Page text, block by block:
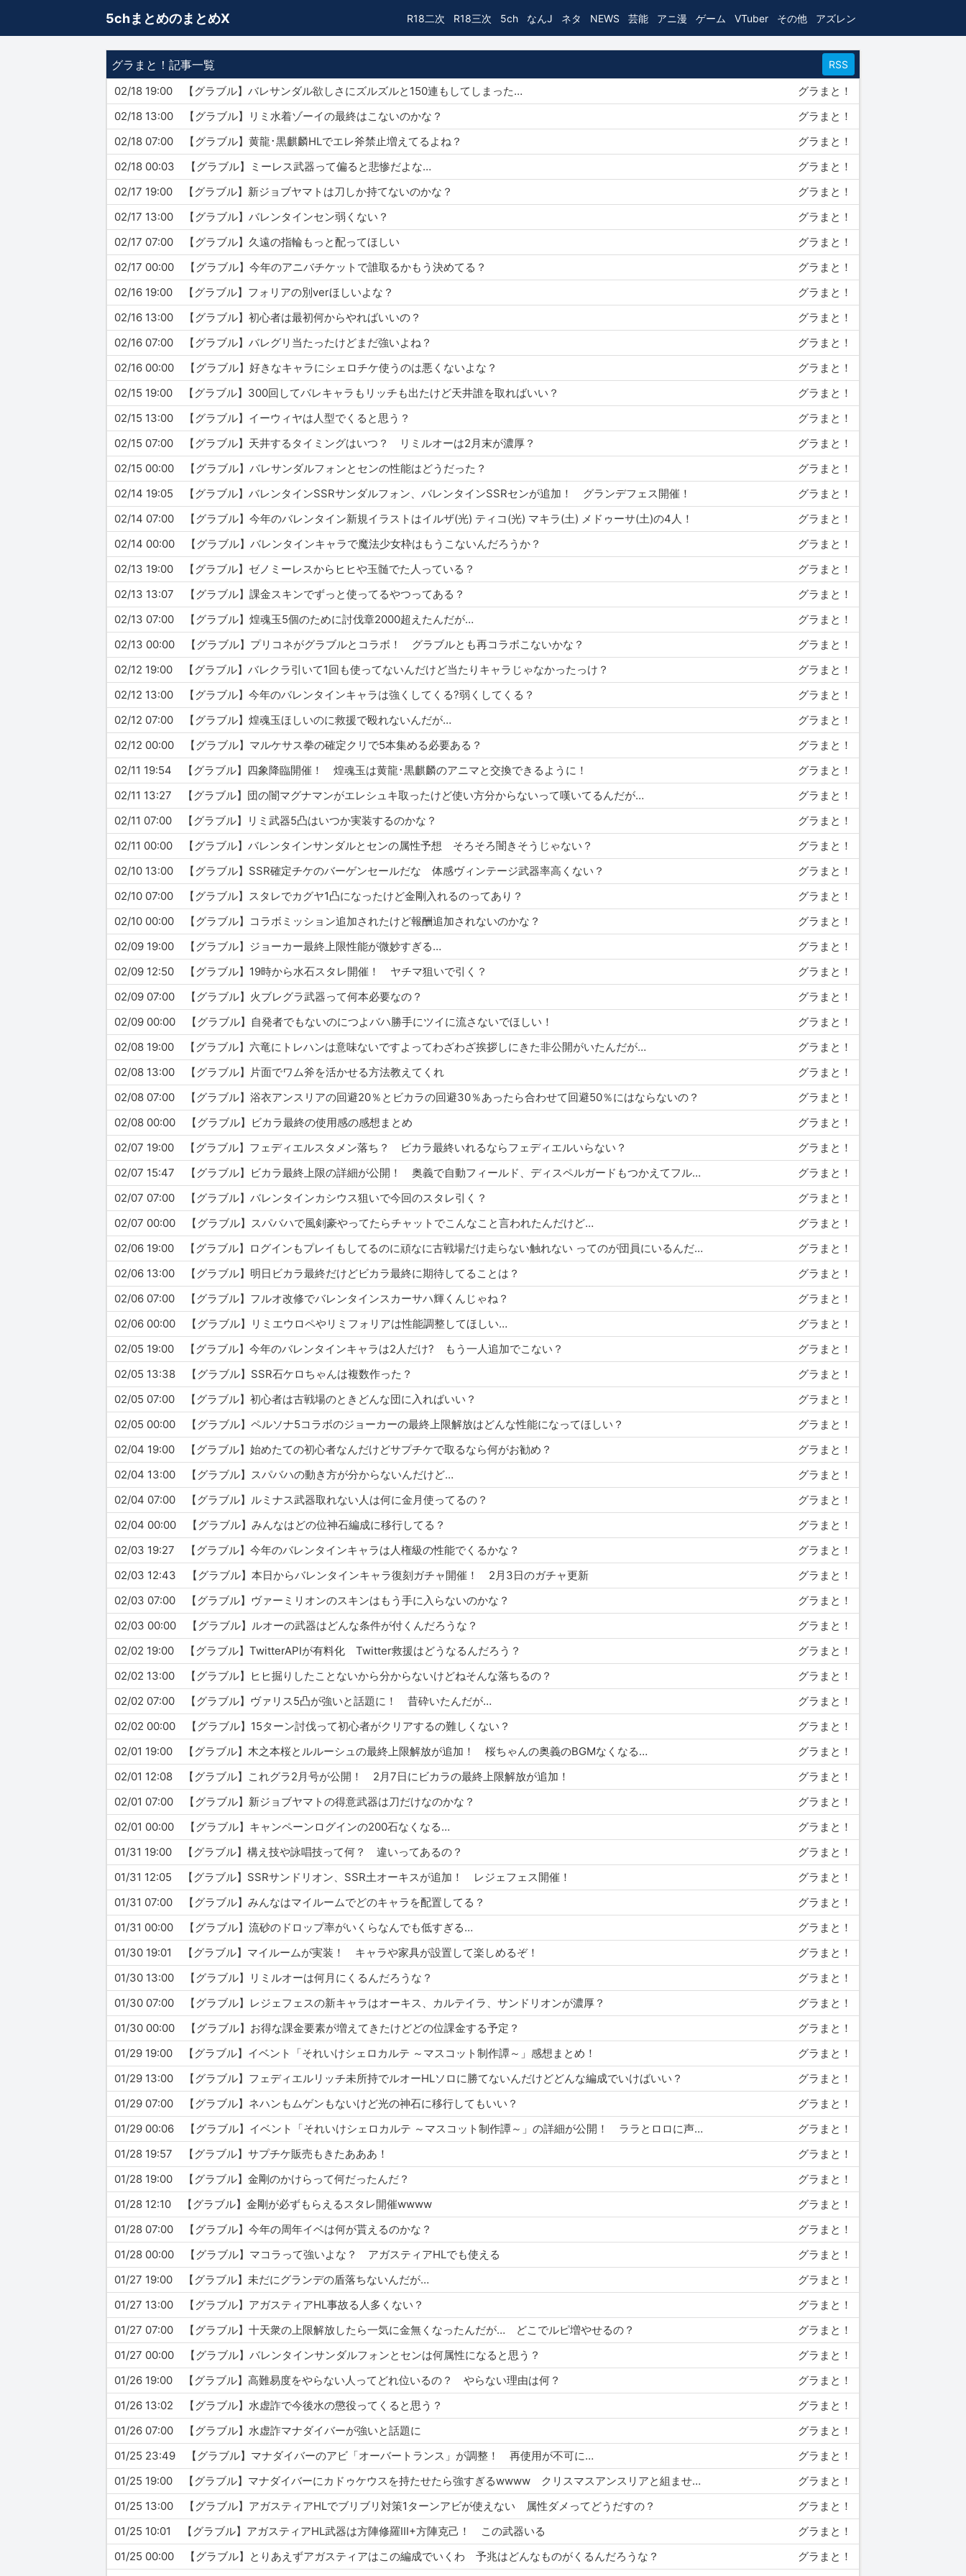
5chまとめのまとめX R18二次 R18三次 5ch なんJ ネタ NEWS 芸能 アニ漫 ゲーム VTuber その他 アズレン
グラまと！記事一覧 RSS
02/18 19:00 【グラブル】バレサンダル欲しさにズルズルと150連もしてしまった…
グラまと！
02/18 13:00 【グラブル】リミ水着ゾーイの最終はこないのかな？
グラまと！
02/18 07:00 【グラブル】黄龍･黒麒麟HLでエレ斧禁止増えてるよね？
グラまと！
02/18 00:03 【グラブル】ミーレス武器って偏ると悲惨だよな…
グラまと！
02/17 19:00 【グラブル】新ジョブヤマトは刀しか持てないのかな？
グラまと！
02/17 13:00 【グラブル】バレンタインセン弱くない？
グラまと！
02/17 07:00 【グラブル】久遠の指輪もっと配ってほしい
グラまと！
02/17 00:00 【グラブル】今年のアニバチケットで誰取るかもう決めてる？
グラまと！
02/16 19:00 【グラブル】フォリアの別verほしいよな？
グラまと！
02/16 13:00 【グラブル】初心者は最初何からやればいいの？
グラまと！
02/16 07:00 【グラブル】バレグリ当たったけどまだ強いよね？
グラまと！
02/16 00:00 【グラブル】好きなキャラにシェロチケ使うのは悪くないよな？
グラまと！
02/15 19:00 【グラブル】300回してバレキャラもリッチも出たけど天井誰を取ればいい？
グラまと！
02/15 13:00 【グラブル】イーウィヤは人型でくると思う？
グラまと！
02/15 07:00 【グラブル】天井するタイミングはいつ？ リミルオーは2月末が濃厚？
グラまと！
02/15 00:00 【グラブル】バレサンダルフォンとセンの性能はどうだった？
グラまと！
02/14 19:05 【グラブル】バレンタインSSRサンダルフォン、バレンタインSSRセンが追加！ グランデフェス開催！
グラまと！
02/14 07:00 【グラブル】今年のバレンタイン新規イラストはイルザ(光) ティコ(光) マキラ(土) メドゥーサ(土)の4人！
グラまと！
02/14 00:00 【グラブル】バレンタインキャラで魔法少女枠はもうこないんだろうか？
グラまと！
02/13 19:00 【グラブル】ゼノミーレスからヒヒや玉髄でた人っている？
グラまと！
02/13 13:07 【グラブル】課金スキンでずっと使ってるやつってある？
グラまと！
02/13 07:00 【グラブル】煌魂玉5個のために討伐章2000超えたんだが…
グラまと！
02/13 00:00 【グラブル】プリコネがグラブルとコラボ！ グラブルとも再コラボこないかな？
グラまと！
02/12 19:00 【グラブル】バレクラ引いて1回も使ってないんだけど当たりキャラじゃなかったっけ？
グラまと！
02/12 13:00 【グラブル】今年のバレンタインキャラは強くしてくる?弱くしてくる？
グラまと！
02/12 07:00 【グラブル】煌魂玉ほしいのに救援で殴れないんだが…
グラまと！
02/12 00:00 【グラブル】マルケサス拳の確定クリで5本集める必要ある？
グラまと！
02/11 19:54 【グラブル】四象降臨開催！ 煌魂玉は黄龍･黒麒麟のアニマと交換できるように！
グラまと！
02/11 13:27 【グラブル】団の闇マグナマンがエレシュキ取ったけど使い方分からないって嘆いてるんだが…
グラまと！
02/11 07:00 【グラブル】リミ武器5凸はいつか実装するのかな？
グラまと！
02/11 00:00 【グラブル】バレンタインサンダルとセンの属性予想 そろそろ闇きそうじゃない？
グラまと！
02/10 13:00 【グラブル】SSR確定チケのバーゲンセールだな 体感ヴィンテージ武器率高くない？
グラまと！
02/10 07:00 【グラブル】スタレでカグヤ1凸になったけど金剛入れるのってあり？
グラまと！
02/10 00:00 【グラブル】コラボミッション追加されたけど報酬追加されないのかな？
グラまと！
02/09 19:00 【グラブル】ジョーカー最終上限性能が微妙すぎる…
グラまと！
02/09 12:50 【グラブル】19時から水石スタレ開催！ ヤチマ狙いで引く？
グラまと！
02/09 07:00 【グラブル】火ブレグラ武器って何本必要なの？
グラまと！
02/09 00:00 【グラブル】自発者でもないのにつよバハ勝手にツイに流さないでほしい！
グラまと！
02/08 19:00 【グラブル】六竜にトレハンは意味ないですよってわざわざ挨拶しにきた非公開がいたんだが…
グラまと！
02/08 13:00 【グラブル】片面でワム斧を活かせる方法教えてくれ
グラまと！
02/08 07:00 【グラブル】浴衣アンスリアの回避20％とビカラの回避30％あったら合わせて回避50％にはならないの？
グラまと！
02/08 00:00 【グラブル】ビカラ最終の使用感の感想まとめ
グラまと！
02/07 19:00 【グラブル】フェディエルスタメン落ち？ ビカラ最終いれるならフェディエルいらない？
グラまと！
02/07 15:47 【グラブル】ビカラ最終上限の詳細が公開！ 奥義で自動フィールド、ディスペルガードもつかえてフルオ仕様に！
グラまと！
02/07 07:00 【グラブル】バレンタインカシウス狙いで今回のスタレ引く？
グラまと！
02/07 00:00 【グラブル】スパバハで風剣豪やってたらチャットでこんなこと言われたんだけど…
グラまと！
02/06 19:00 【グラブル】ログインもプレイもしてるのに頑なに古戦場だけ走らない触れない ってのが団員にいるんだけど…
グラまと！
02/06 13:00 【グラブル】明日ビカラ最終だけどビカラ最終に期待してることは？
グラまと！
02/06 07:00 【グラブル】フルオ改修でバレンタインスカーサハ輝くんじゃね？
グラまと！
02/06 00:00 【グラブル】リミエウロペやリミフォリアは性能調整してほしい…
グラまと！
02/05 19:00 【グラブル】今年のバレンタインキャラは2人だけ? もう一人追加でこない？
グラまと！
02/05 13:38 【グラブル】SSR石ケロちゃんは複数作った？
グラまと！
02/05 07:00 【グラブル】初心者は古戦場のときどんな団に入ればいい？
グラまと！
02/05 00:00 【グラブル】ペルソナ5コラボのジョーカーの最終上限解放はどんな性能になってほしい？
グラまと！
02/04 19:00 【グラブル】始めたての初心者なんだけどサプチケで取るなら何がお勧め？
グラまと！
02/04 13:00 【グラブル】スパバハの動き方が分からないんだけど…
グラまと！
02/04 07:00 【グラブル】ルミナス武器取れない人は何に金月使ってるの？
グラまと！
02/04 00:00 【グラブル】みんなはどの位神石編成に移行してる？
グラまと！
02/03 19:27 【グラブル】今年のバレンタインキャラは人権級の性能でくるかな？
グラまと！
02/03 12:43 【グラブル】本日からバレンタインキャラ復刻ガチャ開催！ 2月3日のガチャ更新
グラまと！
02/03 07:00 【グラブル】ヴァーミリオンのスキンはもう手に入らないのかな？
グラまと！
02/03 00:00 【グラブル】ルオーの武器はどんな条件が付くんだろうな？
グラまと！
02/02 19:00 【グラブル】TwitterAPIが有料化 Twitter救援はどうなるんだろう？
グラまと！
02/02 13:00 【グラブル】ヒヒ掘りしたことないから分からないけどねそんな落ちるの？
グラまと！
02/02 07:00 【グラブル】ヴァリス5凸が強いと話題に！ 昔砕いたんだが…
グラまと！
02/02 00:00 【グラブル】15ターン討伐って初心者がクリアするの難しくない？
グラまと！
02/01 19:00 【グラブル】木之本桜とルルーシュの最終上限解放が追加！ 桜ちゃんの奥義のBGMなくなる…
グラまと！
02/01 12:08 【グラブル】これグラ2月号が公開！ 2月7日にビカラの最終上限解放が追加！
グラまと！
02/01 07:00 【グラブル】新ジョブヤマトの得意武器は刀だけなのかな？
グラまと！
02/01 00:00 【グラブル】キャンペーンログインの200石なくなる…
グラまと！
01/31 19:00 【グラブル】構え技や詠唱技って何？ 違いってあるの？
グラまと！
01/31 12:05 【グラブル】SSRサンドリオン、SSR土オーキスが追加！ レジェフェス開催！
グラまと！
01/31 07:00 【グラブル】みんなはマイルームでどのキャラを配置してる？
グラまと！
01/31 00:00 【グラブル】流砂のドロップ率がいくらなんでも低すぎる…
グラまと！
01/30 19:01 【グラブル】マイルームが実装！ キャラや家具が設置して楽しめるぞ！
グラまと！
01/30 13:00 【グラブル】リミルオーは何月にくるんだろうな？
グラまと！
01/30 07:00 【グラブル】レジェフェスの新キャラはオーキス、カルテイラ、サンドリオンが濃厚？
グラまと！
01/30 00:00 【グラブル】お得な課金要素が増えてきたけどどの位課金する予定？
グラまと！
01/29 19:00 【グラブル】イベント「それいけシェロカルテ ～マスコット制作譚～」感想まとめ！
グラまと！
01/29 13:00 【グラブル】フェディエルリッチ未所持でルオーHLソロに勝てないんだけどどんな編成でいけばいい？
グラまと！
01/29 07:00 【グラブル】ネハンもムゲンもないけど光の神石に移行してもいい？
グラまと！
01/29 00:06 【グラブル】イベント「それいけシェロカルテ ～マスコット制作譚～」の詳細が公開！ ララとロロに声が付いた！
グラまと！
01/28 19:57 【グラブル】サプチケ販売もきたあああ！
グラまと！
01/28 19:00 【グラブル】金剛のかけらって何だったんだ？
グラまと！
01/28 12:10 【グラブル】金剛が必ずもらえるスタレ開催wwww
グラまと！
01/28 07:00 【グラブル】今年の周年イベは何が貰えるのかな？
グラまと！
01/28 00:00 【グラブル】マコラって強いよな？ アガスティアHLでも使える
グラまと！
01/27 19:00 【グラブル】未だにグランデの盾落ちないんだが…
グラまと！
01/27 13:00 【グラブル】アガスティアHL事故る人多くない？
グラまと！
01/27 07:00 【グラブル】十天衆の上限解放したら一気に金無くなったんだが… どこでルピ増やせるの？
グラまと！
01/27 00:00 【グラブル】バレンタインサンダルフォンとセンは何属性になると思う？
グラまと！
01/26 19:00 【グラブル】高難易度をやらない人ってどれ位いるの？ やらない理由は何？
グラまと！
01/26 13:02 【グラブル】水虚詐で今後水の懲役ってくると思う？
グラまと！
01/26 07:00 【グラブル】水虚詐マナダイバーが強いと話題に
グラまと！
01/25 23:49 【グラブル】マナダイバーのアビ「オーバートランス」が調整！ 再使用が不可に…
グラまと！
01/25 19:00 【グラブル】マナダイバーにカドゥケウスを持たせたら強すぎるwwww クリスマスアンスリアと組ませるとずっと完全回避www
グラまと！
01/25 13:00 【グラブル】アガスティアHLでブリブリ対策1ターンアビが使えない 属性ダメってどうだすの？
グラまと！
01/25 10:01 【グラブル】アガスティアHL武器は方陣修羅III+方陣克己！ この武器いる
グラまと！
01/25 00:00 【グラブル】とりあえずアガスティアはこの編成でいくわ 予兆はどんなものがくるんだろうな？
グラまと！